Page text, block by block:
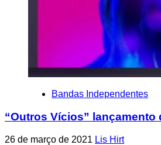
Bandas Independentes
“Outros Vícios” lançamento
26 de março de 2021 Lis Hirt